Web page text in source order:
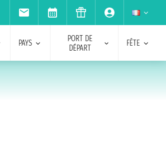
PAYS
PORT DE
DÉPART
FÊTE